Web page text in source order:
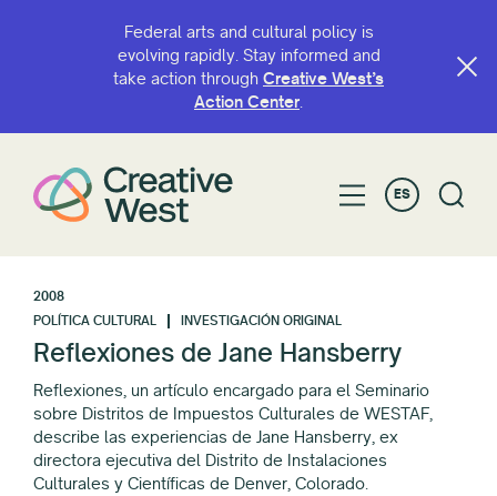
Federal arts and cultural policy is
evolving rapidly. Stay informed and
take action through Creative West’s
Action Center.
ES
2008
POLÍTICA CULTURAL
INVESTIGACIÓN ORIGINAL
Reflexiones de Jane Hansberry
Reflexiones, un artículo encargado para el Seminario
sobre Distritos de Impuestos Culturales de WESTAF,
describe las experiencias de Jane Hansberry, ex
directora ejecutiva del Distrito de Instalaciones
Culturales y Científicas de Denver, Colorado.